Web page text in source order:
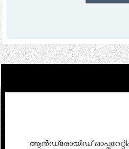
ആൻഡ്രോയിഡ്